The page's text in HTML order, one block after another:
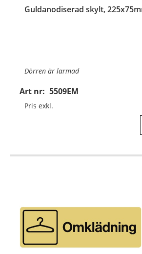
Guldanodiserad skylt,
Art nr: 5509EM
Dörren är larmad
Material:Guldanodiserad
Pris exkl.